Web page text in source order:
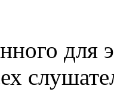
для